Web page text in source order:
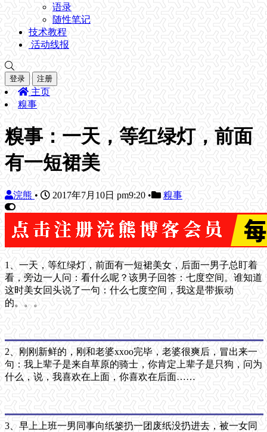
语录
随性笔记
技术教程
活动线报
登录 注册
主页
糗事
糗事：一天，等红绿灯，前面
有一短裙美
浣熊• 2017年7月10日 pm9:20• 糗事
1、一天，等红绿灯，前面有一短裙美女，后面一男子总盯着
看，旁边一人问：看什么呢？该男子回答：七度空间。谁知道
这时美女回头说了一句：什么七度空间，我这是带振动
的。。。
2、刚刚新鲜的，刚和老婆xxoo完毕，老婆很爽后，冒出来一
句：我上辈子是来自草原的骑士，你肯定上辈子是只狗，问为
什么，说，我喜欢在上面，你喜欢在后面……
3、早上上班一男同事向纸篓扔一团废纸没扔进去，被一女同